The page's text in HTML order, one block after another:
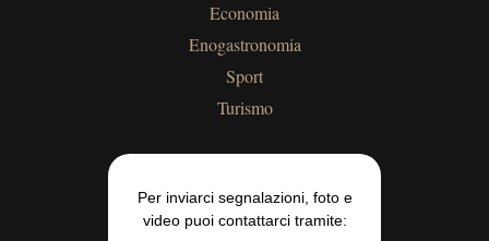
Economia
Enogastronomia
Sport
Turismo
Per inviarci segnalazioni, foto e
video puoi contattarci tramite: